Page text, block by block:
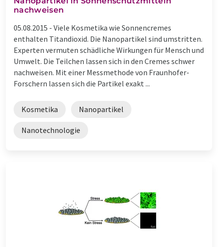
nachweisen
05.08.2015 - Viele Kosmetika wie Sonnencremes
enthalten Titandioxid. Die Nanopartikel sind umstritten.
Experten vermuten schädliche Wirkungen für Mensch und
Umwelt. Die Teilchen lassen sich in den Cremes schwer
nachweisen. Mit einer Messmethode von Fraunhofer-
Forschern lassen sich die Partikel exakt ...
Kosmetika Nanopartikel
Nanotechnologie